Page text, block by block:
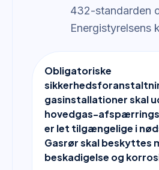
432-standarden
Energistyrelsens
Obligatoriske
gasinstallationer skal
hovedgas-
er let tilgængelige i
Gasrør skal beskyttes
beskadigelse og